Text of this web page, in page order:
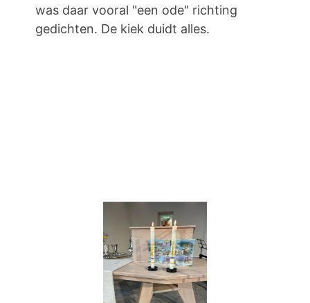
was daar vooral "een ode" richting
gedichten. De kiek duidt alles.